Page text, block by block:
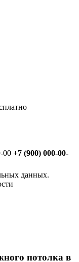
00 +7 (900) 000-00-
данных.
потолка в